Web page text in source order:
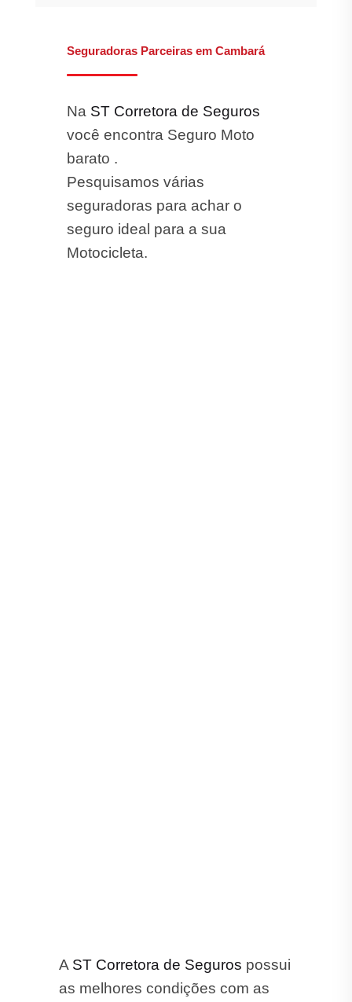
Seguradoras Parceiras em Cambará
Na ST Corretora de Seguros
você encontra Seguro Moto
barato .
Pesquisamos várias
seguradoras para achar o
seguro ideal para a sua
Motocicleta.
Condições nas Melhores
Seguradoras.